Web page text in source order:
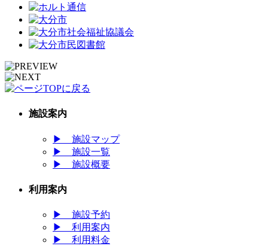
施設案内
▶ 施設マップ
▶ 施設一覧
▶ 施設概要
利用案内
▶ 施設予約
▶ 利用案内
▶ 利用料金